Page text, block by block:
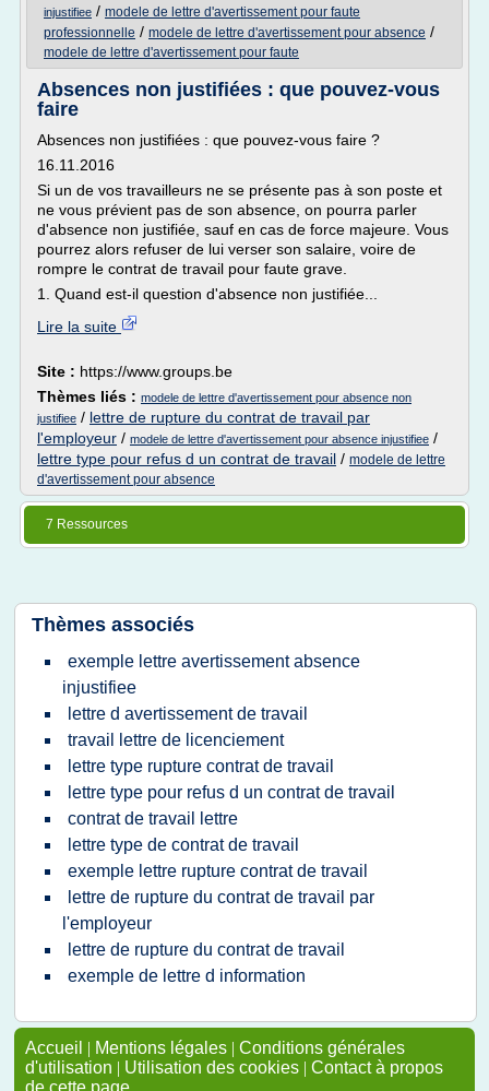
injustifiee / modele de lettre d'avertissement pour faute
professionnelle / modele de lettre d'avertissement pour absence /
modele de lettre d'avertissement pour faute
Absences non justifiées : que pouvez-vous
faire
Absences non justifiées : que pouvez-vous faire ?
16.11.2016
Si un de vos travailleurs ne se présente pas à son poste et
ne vous prévient pas de son absence, on pourra parler
d'absence non justifiée, sauf en cas de force majeure. Vous
pourrez alors refuser de lui verser son salaire, voire de
rompre le contrat de travail pour faute grave.
1. Quand est-il question d'absence non justifiée...
Lire la suite
Site : https://www.groups.be
Thèmes liés : modele de lettre d'avertissement pour absence non
justifiee / lettre de rupture du contrat de travail par
l'employeur / modele de lettre d'avertissement pour absence injustifiee /
lettre type pour refus d un contrat de travail / modele de lettre
d'avertissement pour absence
7 Ressources
Thèmes associés
exemple lettre avertissement absence
injustifiee
lettre d avertissement de travail
travail lettre de licenciement
lettre type rupture contrat de travail
lettre type pour refus d un contrat de travail
contrat de travail lettre
lettre type de contrat de travail
exemple lettre rupture contrat de travail
lettre de rupture du contrat de travail par
l'employeur
lettre de rupture du contrat de travail
exemple de lettre d information
Accueil | Mentions légales | Conditions générales
d'utilisation | Utilisation des cookies | Contact à propos
de cette page